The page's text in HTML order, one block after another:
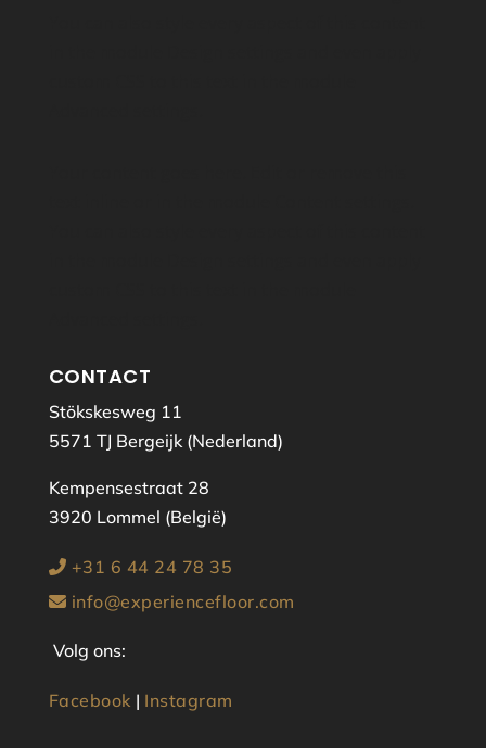
CONTACT
Stökskesweg 11
5571 TJ Bergeijk (Nederland)
Kempensestraat 28
3920 Lommel (België)
+31 6 44 24 78 35
info@experiencefloor.com
Volg ons:
Facebook | Instagram